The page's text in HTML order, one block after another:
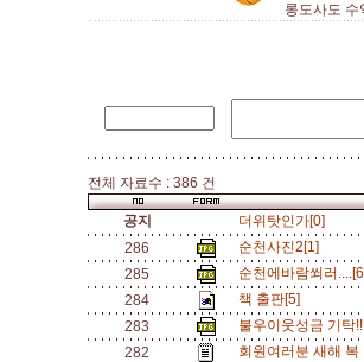
롱도사도 수
전체 자료수 : 386 건
공지
더위탓인가[0]
286
순천사진2[1]
285
순천에바람쐬러
284
책 출판[5]
283
불우이웃성금 기탁
282
회원여러분 새해